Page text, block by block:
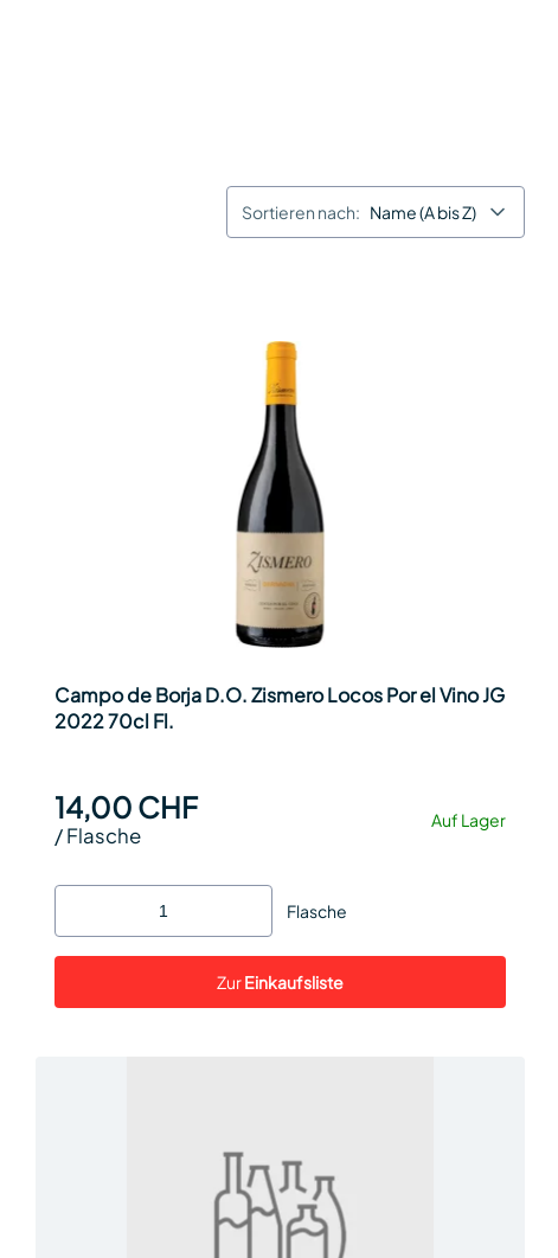
Sortieren nach: Name (A bis Z)
Campo de Borja D.O. Zismero Locos Por el Vino JG
2022 70cl Fl.
Auf Lager
14,00 CHF
/Flasche
Flasche
ZurEinkaufsliste